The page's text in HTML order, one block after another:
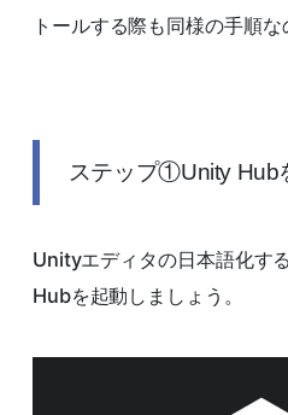
トールする際も同様の手順な
ステップ①Unity Hub
Unityエディタの日本語化す
Hubを起動しましょう。